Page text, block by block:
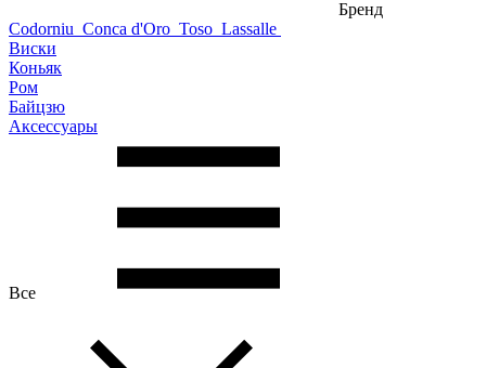
Бренд
Codorniu Conca d'Oro Toso Lassalle
Виски
Коньяк
Ром
Байцзю
Аксессуары
Все